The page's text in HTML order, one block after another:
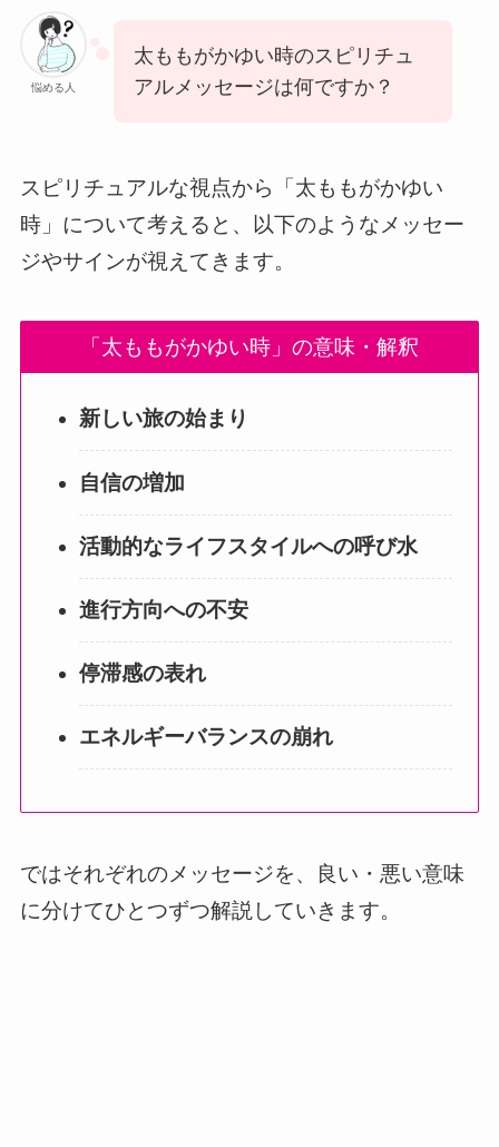
悩める人
太ももがかゆい時のスピリチュ
アルメッセージは何ですか？
スピリチュアルな視点から「太ももがかゆい
時」について考えると、以下のようなメッセー
ジやサインが視えてきます。
「太ももがかゆい時」の意味・解釈
新しい旅の始まり
自信の増加
活動的なライフスタイルへの呼び水
進行方向への不安
停滞感の表れ
エネルギーバランスの崩れ
ではそれぞれのメッセージを、良い・悪い意味
に分けてひとつずつ解説していきます。